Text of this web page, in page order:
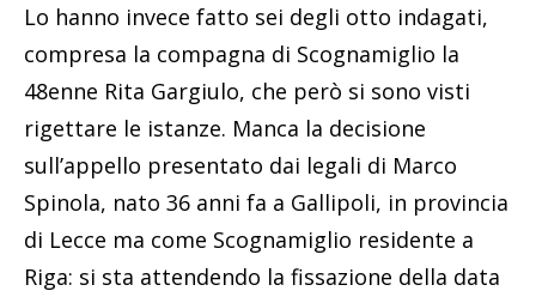
Lo hanno invece fatto sei degli otto indagati,
compresa la compagna di Scognamiglio la
48enne Rita Gargiulo, che però si sono visti
rigettare le istanze. Manca la decisione
sull’appello presentato dai legali di Marco
Spinola, nato 36 anni fa a Gallipoli, in provincia
di Lecce ma come Scognamiglio residente a
Riga: si sta attendendo la fissazione della data